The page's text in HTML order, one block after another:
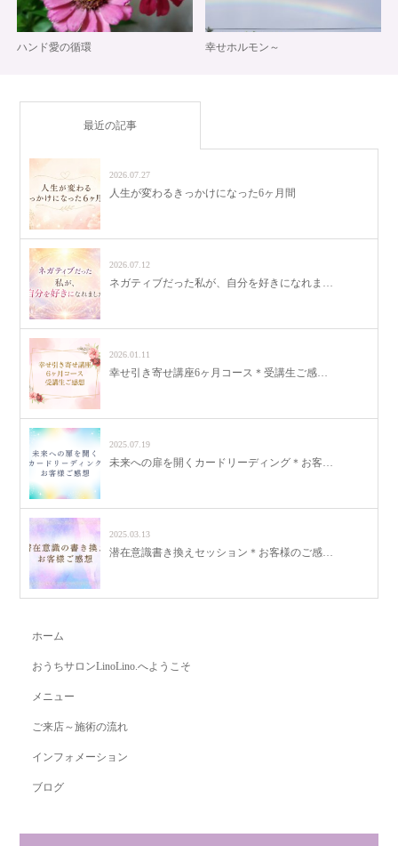
ハンド愛の循環 幸せホルモン～
最近の記事
2026.07.27
人生が変わるきっかけになった6ヶ月間
2026.07.12
ネガティブだった私が、自分を好きになれま…
2026.01.11
幸せ引き寄せ講座6ヶ月コース＊受講生ご感…
2025.07.19
未来への扉を開くカードリーディング＊お客…
2025.03.13
潜在意識書き換えセッション＊お客様のご感…
ホーム
おうちサロンLinoLino.へようこそ
メニュー
ご来店～施術の流れ
インフォメーション
ブログ